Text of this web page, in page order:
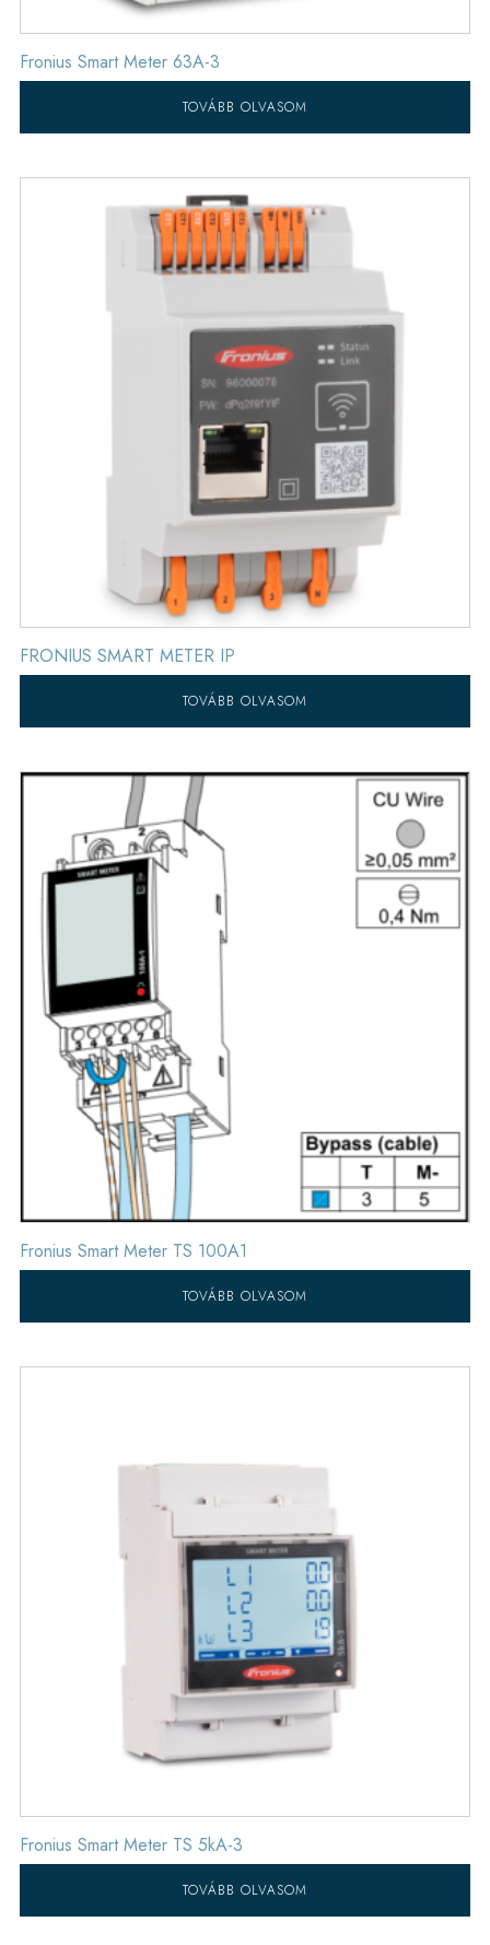
Fronius Smart Meter 63A-3
TOVÁBB OLVASOM
FRONIUS SMART METER IP
TOVÁBB OLVASOM
Fronius Smart Meter TS 100A1
TOVÁBB OLVASOM
Fronius Smart Meter TS 5kA-3
TOVÁBB OLVASOM